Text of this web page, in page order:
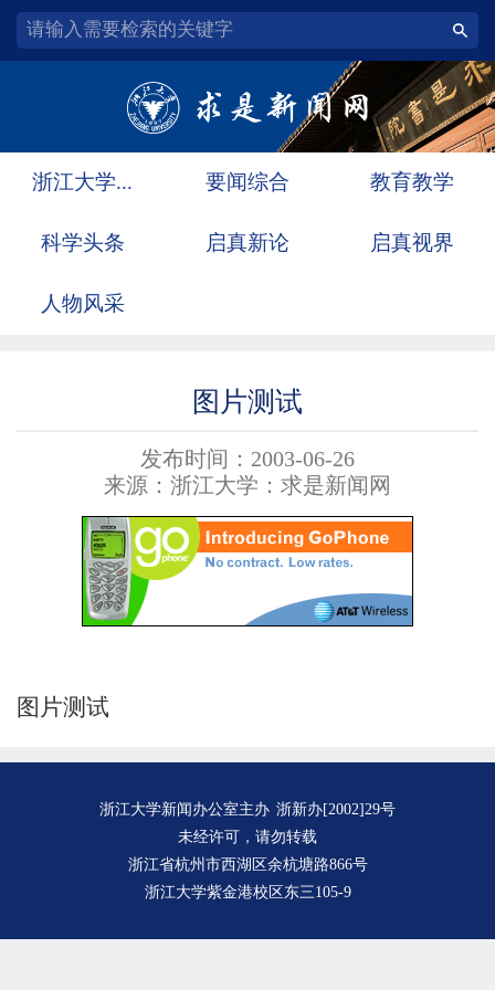
浙江大学... 要闻综合 教育教学
科学头条 启真新论 启真视界
人物风采
图片测试
发布时间：2003-06-26
来源：浙江大学：求是新闻网
图片测试
浙江大学新闻办公室主办 浙新办[2002]29号
未经许可，请勿转载
浙江省杭州市西湖区余杭塘路866号
浙江大学紫金港校区东三105-9